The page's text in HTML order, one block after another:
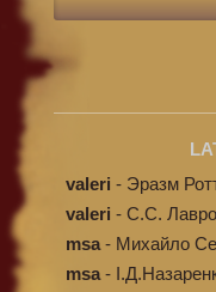
valeri - Эразм
valeri - C.С.
программи...
msa - Михайло
Ілюстров...
msa -